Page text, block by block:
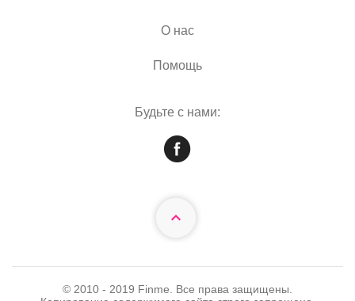
О нас
Помощь
Будьте с нами:
© 2010 - 2019 Finme. Все права защищены.